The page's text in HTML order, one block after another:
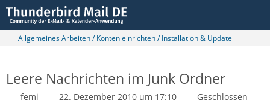
Allgemeines Arbeiten / Konten einrichten / Installation & Update
Leere Nachrichten im Junk Ordner
femi 22. Dezember 2010 um 17:10
Geschlossen